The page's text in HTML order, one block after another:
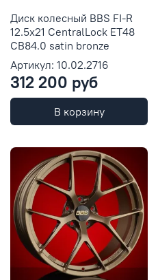
Диск колесный BBS FI-R
12.5x21 CentralLock ET48
CB84.0 satin bronze
Артикул: 10.02.2716
312 200 руб
В корзину